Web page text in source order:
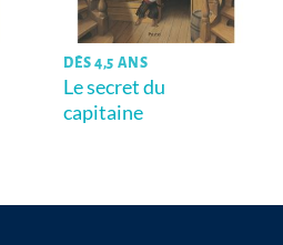
DÈS 4,5 ANS
Le secret du
capitaine